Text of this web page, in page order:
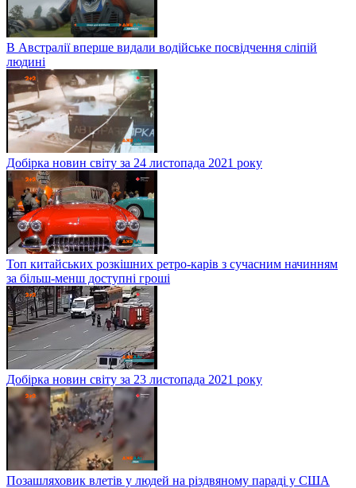
В Австралії вперше видали водійське посвідчення сліпій
людині
Добірка новин світу за 24 листопада 2021 року
Топ китайських розкішних ретро-карів з сучасним начинням
за більш-менш доступні гроші
Добірка новин світу за 23 листопада 2021 року
Позашляховик влетів у людей на різдвяному параді у США